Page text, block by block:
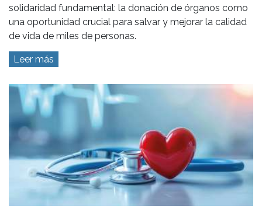
solidaridad fundamental: la donación de órganos como
una oportunidad crucial para salvar y mejorar la calidad
de vida de miles de personas.
Leer más